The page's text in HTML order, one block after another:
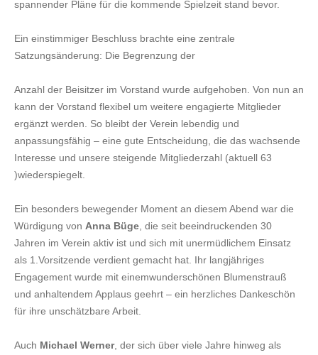
spannender Pläne für die kommende Spielzeit stand bevor.
Ein einstimmiger Beschluss brachte eine zentrale
Satzungsänderung: Die Begrenzung der
Anzahl der Beisitzer im Vorstand wurde aufgehoben. Von nun an
kann der Vorstand flexibel um weitere engagierte Mitglieder
ergänzt werden. So bleibt der Verein lebendig und
anpassungsfähig – eine gute Entscheidung, die das wachsende
Interesse und unsere steigende Mitgliederzahl (aktuell 63
)wiederspiegelt.
Ein besonders bewegender Moment an diesem Abend war die
Würdigung von Anna Büge , die seit beeindruckenden 30
Jahren im Verein aktiv ist und sich mit unermüdlichem Einsatz
als 1.Vorsitzende verdient gemacht hat. Ihr langjähriges
Engagement wurde mit einemwunderschönen Blumenstrauß
und anhaltendem Applaus geehrt – ein herzliches Dankeschön
für ihre unschätzbare Arbeit.
Auch Michael Werner, der sich über viele Jahre hinweg als